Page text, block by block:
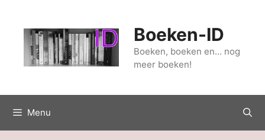
inhoud
Boeken-ID
Boeken, boeken en… nog
meer boeken!
Menu